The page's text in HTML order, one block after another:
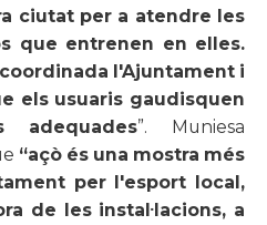
ciutat per a atendre les
que entrenen en elles.
l'Ajuntament i
els usuaris gaudisquen
adequades”. Muniesa
“açò és una mostra més
per l'esport local,
de les instal·lacions, a